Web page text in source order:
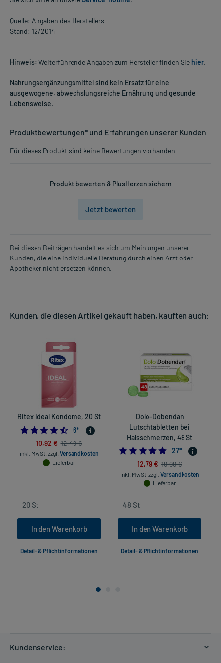
Quelle: Angaben des Herstellers
Stand: 12/2014
Hinweis: Weiterführende Angaben zum Hersteller finden Sie hier.
Nahrungsergänzungsmittel sind kein Ersatz für eine
ausgewogene, abwechslungsreiche Ernährung und gesunde
Lebensweise.
Produktbewertungen* und Erfahrungen unserer Kunden
Für dieses Produkt sind keine Bewertungen vorhanden
Produkt bewerten & PlusHerzen sichern
Jetzt bewerten
Bei diesen Beiträgen handelt es sich um Meinungen unserer
Kunden, die eine individuelle Beratung durch einen Arzt oder
Apotheker nicht ersetzen können.
Kunden, die diesen Artikel gekauft haben, kauften auch:
Ritex Ideal Kondome, 20 St
4.5
6*
10,92 € 12,49 €
inkl. MwSt. zzgl. Versandkosten
Lieferbar
In den Warenkorb
Detail- & Pflichtinformationen
Dolo-Dobendan
Lutschtabletten bei
Halsschmerzen, 48 St
27*
12,79 € 19,99 €
inkl. MwSt. zzgl. Versandkosten
Lieferbar
In den Warenkorb
Detail- & Pflichtinformationen
Kundenservice: